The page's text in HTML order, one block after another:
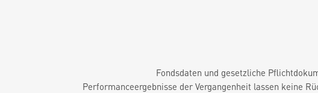
Fondsdaten und gesetzliche
Performanceergebnisse der Vergangenheit lassen keine